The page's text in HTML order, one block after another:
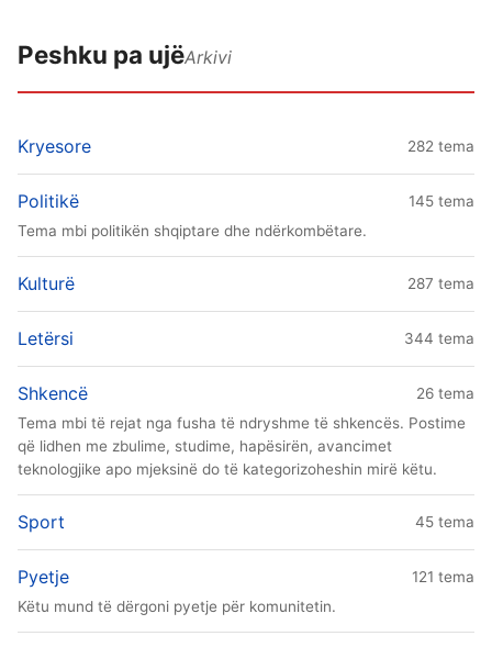
Peshku pa ujëArkivi
Kryesore 282 tema
Politikë
145 tema
Tema mbi politikën shqiptare dhe ndërkombëtare.
Kulturë 287 tema
Letërsi 344 tema
Shkencë
26 tema
Tema mbi të rejat nga fusha të ndryshme të shkencës. Postime
që lidhen me zbulime, studime, hapësirën, avancimet
teknologjike apo mjeksinë do të kategorizoheshin mirë këtu.
Sport 45 tema
Pyetje
121 tema
Këtu mund të dërgoni pyetje për komunitetin.